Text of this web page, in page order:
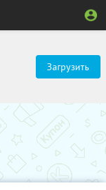
Загрузить